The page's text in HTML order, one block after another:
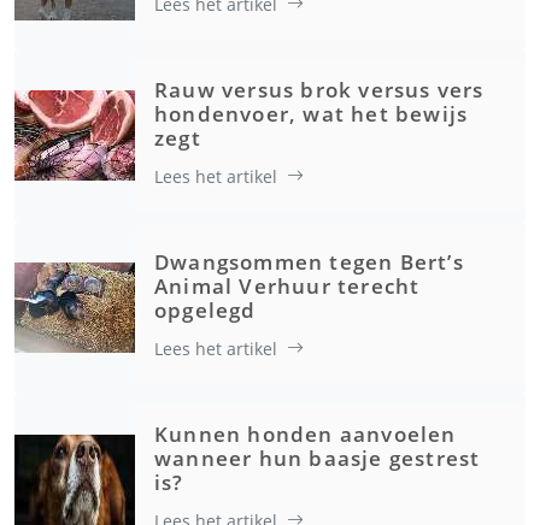
Rauw versus brok versus vers
hondenvoer, wat het bewijs
zegt
Lees het artikel
Dwangsommen tegen Bert’s
Animal Verhuur terecht
opgelegd
Lees het artikel
Kunnen honden aanvoelen
wanneer hun baasje gestrest
is?